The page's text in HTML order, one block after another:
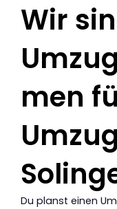
Wir
men
Du planst einen